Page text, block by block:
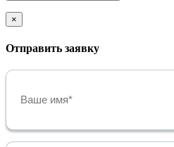
×
Отправить заявку